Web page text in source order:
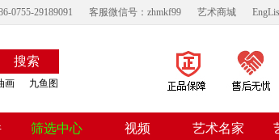
0755-29189091 客服微信号：zhmkf99 艺术商城
搜索
画 九鱼图
筛选中心 视频 艺术名家